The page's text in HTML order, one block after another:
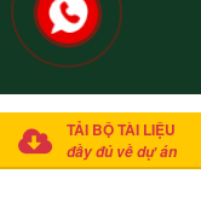
© 2022 Thung Lũng
TẢI BỘ TÀI LIỆU
đầy đủ về dự án